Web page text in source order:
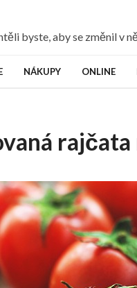
byste, aby se změnil v
NÁKUPY ONLINE
rajčata